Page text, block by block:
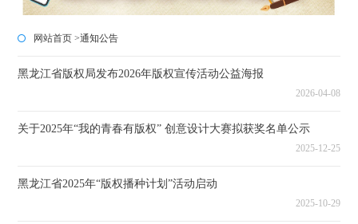
网站首页 >通知公告
黑龙江省版权局发布2026年版权宣传活动公益海报
2026-04-08
关于2025年“我的青春有版权” 创意设计大赛拟获奖名单公示
2025-12-25
黑龙江省2025年“版权播种计划”活动启动
2025-10-29